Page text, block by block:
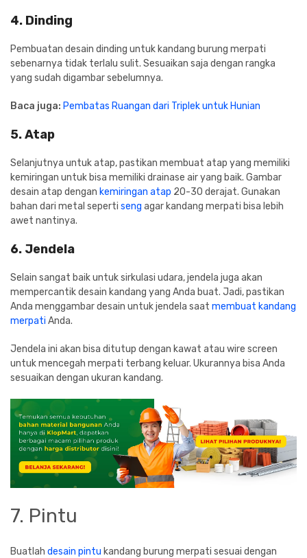
4. Dinding
Pembuatan desain dinding untuk kandang burung merpati
sebenarnya tidak terlalu sulit. Sesuaikan saja dengan rangka
yang sudah digambar sebelumnya.
Baca juga: Pembatas Ruangan dari Triplek untuk Hunian
5. Atap
Selanjutnya untuk atap, pastikan membuat atap yang memiliki
kemiringan untuk bisa memiliki drainase air yang baik. Gambar
desain atap dengan kemiringan atap 20-30 derajat. Gunakan
bahan dari metal seperti seng agar kandang merpati bisa lebih
awet nantinya.
6. Jendela
Selain sangat baik untuk sirkulasi udara, jendela juga akan
mempercantik desain kandang yang Anda buat. Jadi, pastikan
Anda menggambar desain untuk jendela saat membuat kandang
merpati Anda.
Jendela ini akan bisa ditutup dengan kawat atau wire screen
untuk mencegah merpati terbang keluar. Ukurannya bisa Anda
sesuaikan dengan ukuran kandang.
7. Pintu
Buatlah desain pintu kandang burung merpati sesuai dengan